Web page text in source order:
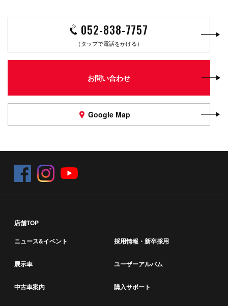
052-838-7757
（タップで電話をかける）
お問い合わせ
Google Map
店舗TOP
ニュース&イベント
採用情報・新卒採用
展示車 ユーザーアルバム
中古車案内 購入サポート